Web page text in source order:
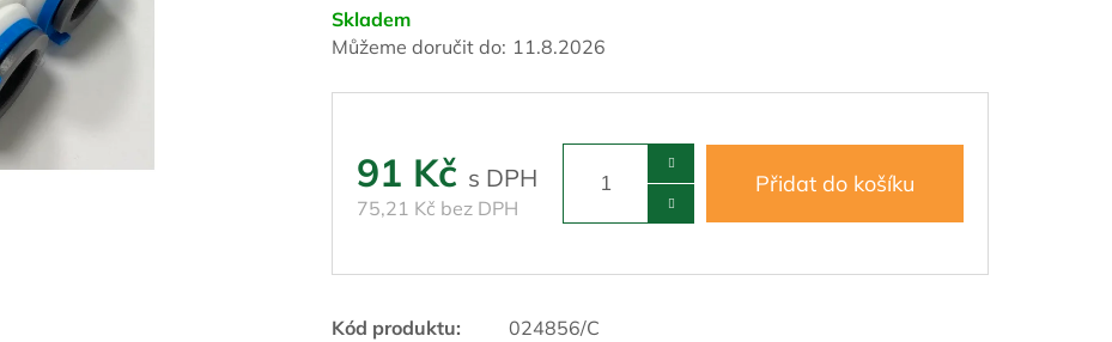
Skladem
Můžeme doručit do: 11.8.2026
91 Kč
75,21 Kč bez DPH
Přidat do košíku
Kód produktu:
024856/C